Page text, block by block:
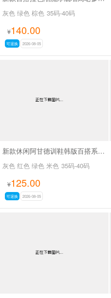
灰色 绿色 棕色 35码-40码
¥140.00
可退换 2026-08-05
新款休闲阿甘德训鞋韩版百搭系带薄底休闲鞋SA1883
灰色 红色 绿色 米色 35码-40码
¥125.00
可退换 2026-08-05